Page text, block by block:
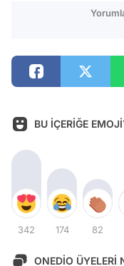
BU İÇERİĞE
342 174 82
ONEDİO ÜYELERİ